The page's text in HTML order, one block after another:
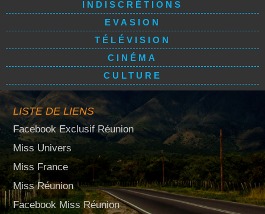
INDISCRÉTIONS
EVASION
TÉLÉVISION
CINÉMA
CULTURE
LISTE DE LIENS
Facebook Exclusif Réunion
Miss Univers
Miss France
Miss Réunion
Facebook Miss Réunion